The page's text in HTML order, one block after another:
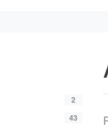
2
43